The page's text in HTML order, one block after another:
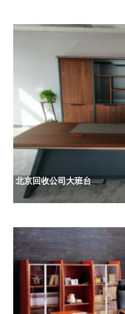
北京回收公司大班台